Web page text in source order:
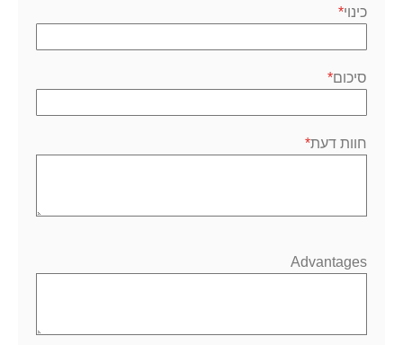
כינוי
סיכום
חוות דעת
Advantages